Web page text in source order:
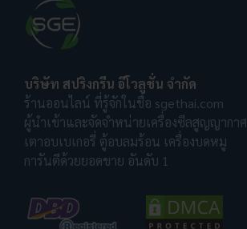
บริษัท สปริงกรีน อีโวลูชั่น จำกัด
ร้านออนไลน์ ที่รู้จักในชื่อ sgethai.com
ผู้นำเข้าและจัดจำหน่ายเครื่องซีลสูญญากาศ
เตาอบเบเกอรี่ ตู้อบลมร้อน เครื่องบดหมู
การันตีด้วยยอดขาย อันดับ 1